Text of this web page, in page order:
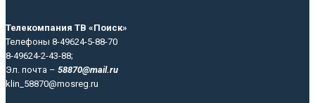
Телекомпания ТВ «Поиск»
Телефоны 8-49624-5-88-70
8-49624-2-43-88;
Эл. почта – 58870@mail.ru
klin_58870@mosreg.ru